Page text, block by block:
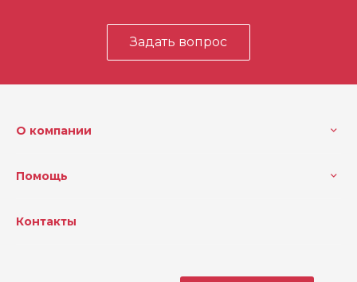
Задать вопрос
О компании
Помощь
Контакты